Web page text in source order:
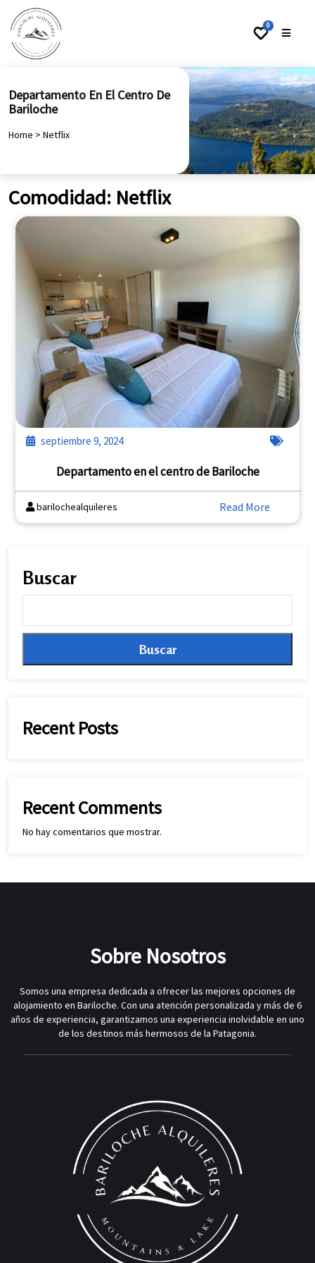
0
Departamento En El Centro De
Bariloche
Home > Netflix
Comodidad: Netflix
septiembre 9, 2024
Departamento en el centro de Bariloche
barilochealquileres Read More
Buscar
Buscar
Recent Posts
Recent Comments
No hay comentarios que mostrar.
Sobre Nosotros
Somos una empresa dedicada a ofrecer las mejores opciones de
alojamiento en Bariloche. Con una atención personalizada y más de 6
años de experiencia, garantizamos una experiencia inolvidable en uno
de los destinos más hermosos de la Patagonia.